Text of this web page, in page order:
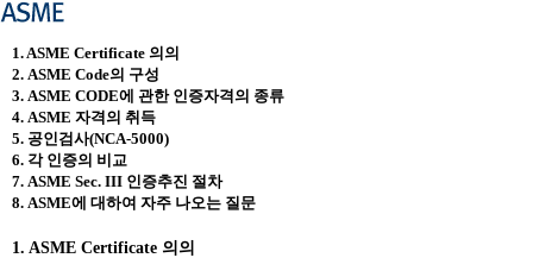
1. ASME Certificate 의의
2. ASME Code의 구성
3. ASME CODE에 관한 인증자격의 종류
4. ASME 자격의 취득
5. 공인검사(NCA-5000)
6. 각 인증의 비교
7. ASME Sec. III 인증추진 절차
8. ASME에 대하여 자주 나오는 질문
1. ASME Certificate 의의